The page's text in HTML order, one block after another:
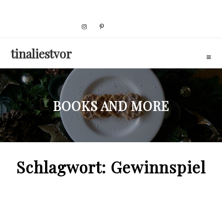
tinaliestvor
BOOKS AND MORE
Schlagwort: Gewinnspiel